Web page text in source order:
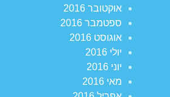
אוקטובר 2016
ספטמבר 2016
אוגוסט 2016
יולי 2016
יוני 2016
מאי 2016